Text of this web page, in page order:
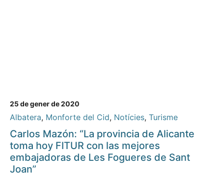
25 de gener de 2020
Albatera, Monforte del Cid, Notícies, Turisme
Carlos Mazón: “La provincia de Alicante
toma hoy FITUR con las mejores
embajadoras de Les Fogueres de Sant
Joan”